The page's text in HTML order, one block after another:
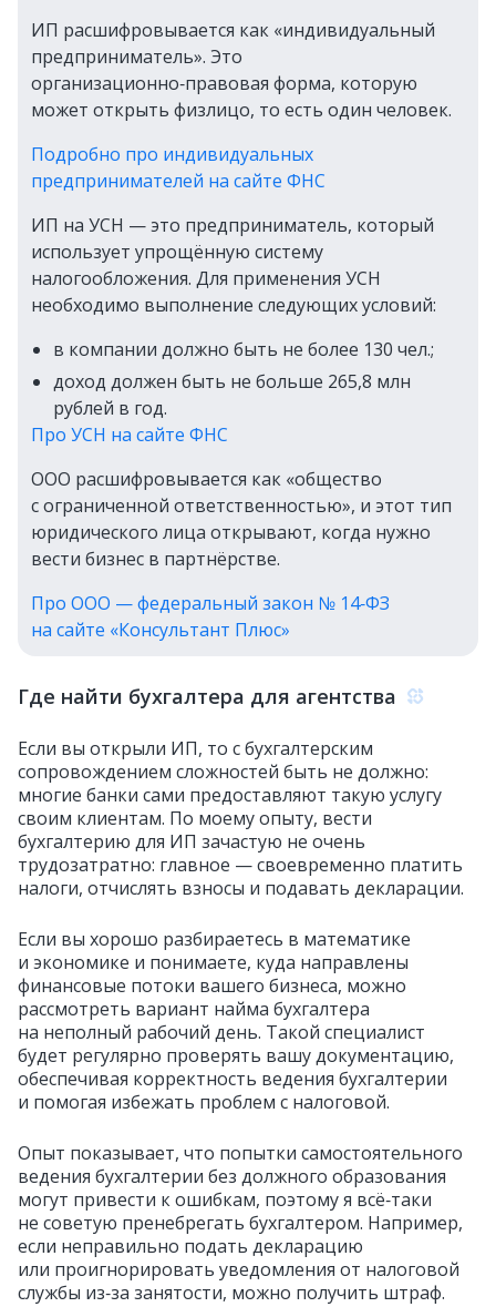
ИП расшифровывается как «индивидуальный
предприниматель». Это
организационно‑правовая форма, которую
может открыть физлицо, то есть один человек.
Подробно про индивидуальных
предпринимателей на сайте ФНС
ИП на УСН — это предприниматель, который
использует упрощённую систему
налогообложения. Для применения УСН
необходимо выполнение следующих условий:
в компании должно быть не более 130 чел.;
доход должен быть не больше 265,8 млн
рублей в год.
Про УСН на сайте ФНС
ООО расшифровывается как «общество
с ограниченной ответственностью», и этот тип
юридического лица открывают, когда нужно
вести бизнес в партнёрстве.
Про ООО — федеральный закон № 14‑ФЗ
на сайте «Консультант Плюс»
Где найти бухгалтера для агентства
Если вы открыли ИП, то с бухгалтерским
сопровождением сложностей быть не должно:
многие банки сами предоставляют такую услугу
своим клиентам. По моему опыту, вести
бухгалтерию для ИП зачастую не очень
трудозатратно: главное — своевременно платить
налоги, отчислять взносы и подавать декларации.
Если вы хорошо разбираетесь в математике
и экономике и понимаете, куда направлены
финансовые потоки вашего бизнеса, можно
рассмотреть вариант найма бухгалтера
на неполный рабочий день. Такой специалист
будет регулярно проверять вашу документацию,
обеспечивая корректность ведения бухгалтерии
и помогая избежать проблем с налоговой.
Опыт показывает, что попытки самостоятельного
ведения бухгалтерии без должного образования
могут привести к ошибкам, поэтому я всё‑таки
не советую пренебрегать бухгалтером. Например,
если неправильно подать декларацию
или проигнорировать уведомления от налоговой
службы из‑за занятости, можно получить штраф.